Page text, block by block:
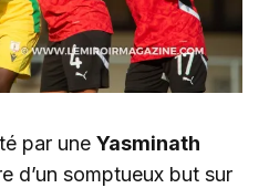
par une Yasminath
d’un somptueux but sur